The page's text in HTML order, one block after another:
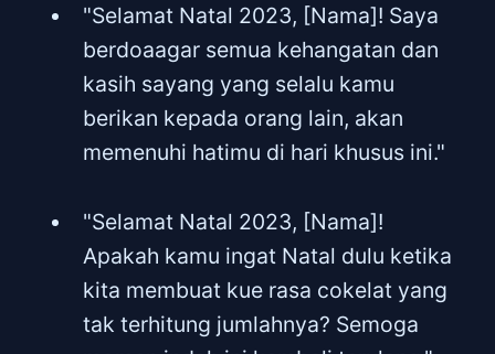
"Selamat Natal 2023, [Nama]! Saya
berdoaagar semua kehangatan dan
kasih sayang yang selalu kamu
berikan kepada orang lain, akan
memenuhi hatimu di hari khusus ini."
"Selamat Natal 2023, [Nama]!
Apakah kamu ingat Natal dulu ketika
kita membuat kue rasa cokelat yang
tak terhitung jumlahnya? Semoga